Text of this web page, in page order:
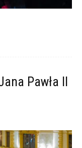
Pawła II